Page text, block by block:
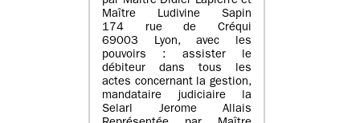
Maître Ludivine Sapin
174 rue de Créqui
69003 Lyon, avec les
pouvoirs : assister le
débiteur dans tous les
actes concernant la gestion,
mandataire judiciaire la
Selarl Jerome Allais